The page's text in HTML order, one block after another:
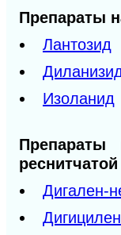
Препараты
Лантозид
Изоланид
Препараты
реснитчатой
Дигален-
Дигицилен